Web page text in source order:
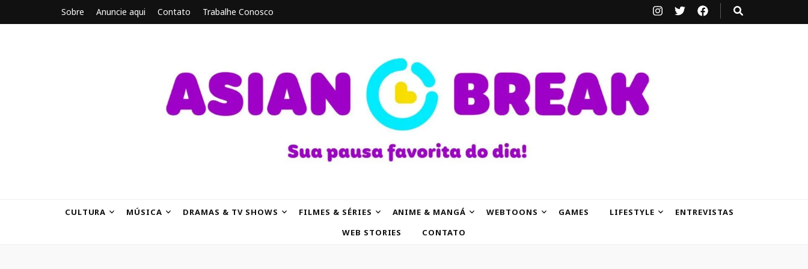
Sobre Anuncie aqui Contato Trabalhe Conosco
CULTURA MÚSICA DRAMAS & TV SHOWS FILMES & SÉRIES ANIME & MANGÁ WEBTOONS GAMES LIFESTYLE
ENTREVISTAS
WEB STORIES
CONTATO